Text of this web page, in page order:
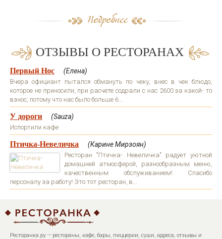
ОТЗЫВЫ О РЕСТОРАНАХ
Первый Нос (Елена)
Вчера официант пытался обмануть по чеку, внес в чек блюдо,
которое не приносили, при расчете содрали с нас 2600 за какой- то
взнос, потому что нас было больше 6...
У дороги (Sauza)
Испортили кафе
Птичка-Невеличка (Карине Мирзоян)
Ресторан "Птичка- Невеличка" радует уютной
домашней атмосферой, разнообразным меню,
качественным обслуживанием! Спасибо
персоналу за работу! Это тот ресторан, в...
Ресторанка.ру — рестораны, кафе, бары, пиццерии, суши, адреса, отзывы и